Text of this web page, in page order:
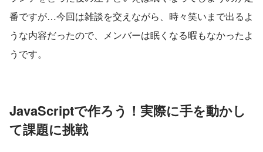
番ですが…今回は雑談を交えながら、時々笑いまで出るよ
うな内容だったので、メンバーは眠くなる暇もなかったよ
うです。
JavaScriptで作ろう！実際に手を動かし
て課題に挑戦